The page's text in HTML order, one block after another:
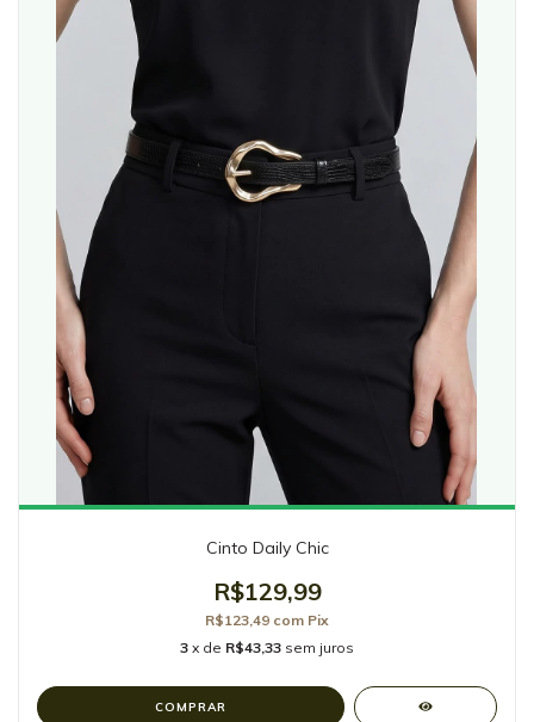
Cinto Daily Chic
R$129,99
R$123,49 com Pix
3 x de R$43,33 sem juros
COMPRAR